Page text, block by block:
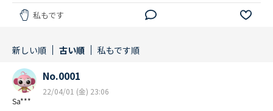
私もです
新しい順 古い順 私もです順
Sa***
No.0001
22/04/01 (金) 23:06